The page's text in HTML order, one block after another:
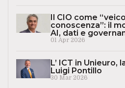
Il CIO come
conoscenza”: il
AI, dati e
01 Apr 2026
L’ ICT in Unieuro,
Luigi Pontillo
30 Mar 2026